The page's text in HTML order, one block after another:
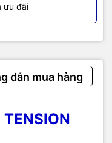
ưu đãi
dẫn mua hàng